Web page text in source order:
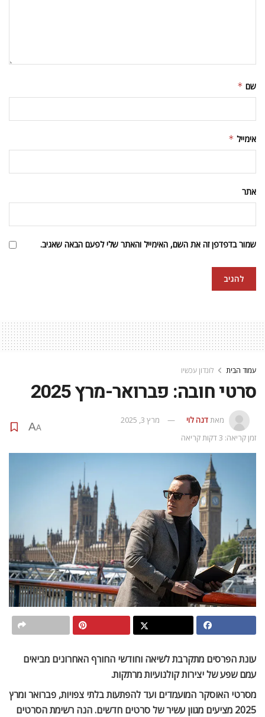
שם *
אימייל *
אתר
שמור בדפדפן זה את השם, האימייל והאתר שלי לפעם הבאה שאגיב.
עמוד הבית לונדון עכשיו
סרטי חובה: פברואר-מרץ 2025
מאתדנה לוי
מרץ 3, 2025
זמן קריאה: 3 דקות קריאה
A
A
עונת הפרסים מתקרבת לשיאה וחודשי החורף האחרונים מביאים
עמם שפע של יצירות קולנועיות מרתקות.
מסרטי האוסקר המועמדים ועד להפתעות בלתי צפויות, פברואר ומרץ
2025 מציעים מגוון עשיר של סרטים חדשים. הנה רשימת הסרטים